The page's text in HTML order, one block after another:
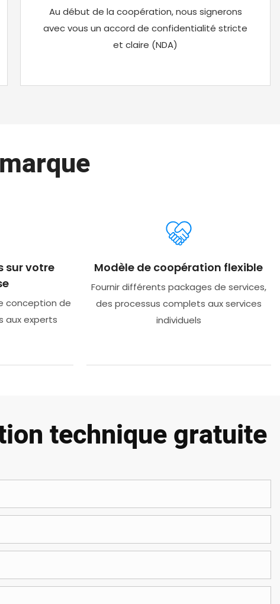
Au début de la coopération, nous signerons
avec vous un accord de confidentialité stricte
et claire (NDA)
sur votre
conception de
aux experts
Modèle de coopération flexible
Fournir différents packages de services,
des processus complets aux services
individuels
technique gratuite